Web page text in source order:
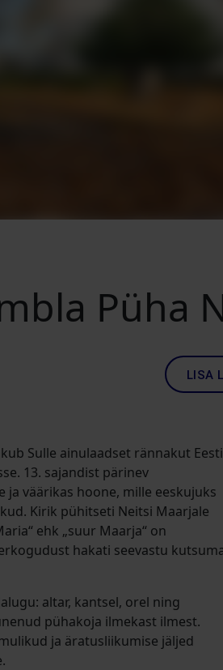
Püha
LISA
Sulle ainulaadset rännakut Eesti
13. sajandist pärinev
väärikas hoone, mille eeskujuks
Kirik pühitseti Neitsi Maarjale
ehk „suur Maarja“ on
hakati seevastu
altar, kantsel, orel ning
pühakoja ilmekast ilmest.
ja äratusliikumise jäljed